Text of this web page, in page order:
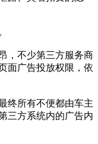
，不少第三方服务商
面广告投放权限，依
终所有不便都由车主
三方系统内的广告内